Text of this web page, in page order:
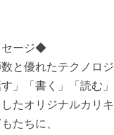
セージ◆
と優れたテクノロジ
」「書く」「読む
たオリジナルカリ
たちに、